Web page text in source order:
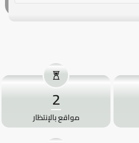
2
مواقع بالإنتظار